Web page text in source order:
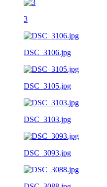
3
DSC_3106.jpg
DSC_3105.jpg
DSC_3103.jpg
DSC_3093.jpg